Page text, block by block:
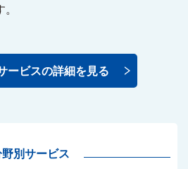
ービスの詳細を見る
野別サービス